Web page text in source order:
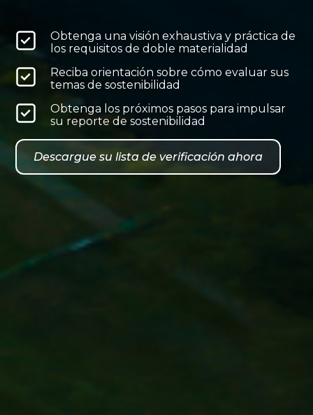
Obtenga una visión exhaustiva y práctica de
los requisitos de doble materialidad
Reciba orientación sobre cómo evaluar sus
temas de sostenibilidad
Obtenga los próximos pasos para impulsar
su reporte de sostenibilidad
Descargue su lista de verificación ahora